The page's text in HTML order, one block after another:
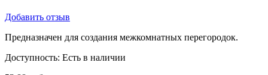
Добавить отзыв
Предназначен для создания межкомнатных перегородок.
Доступность: Есть в наличии